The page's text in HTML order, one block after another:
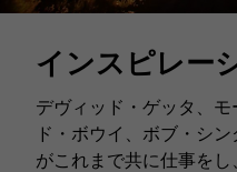
インスピレー
デヴィッド・ゲッタ、
ド・ボウイ、ボブ・シ
がこれまで共に仕事を